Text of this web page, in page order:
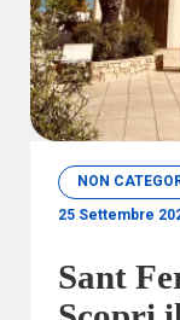
NON
25 Settembre
Sant